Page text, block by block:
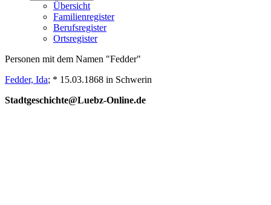
Übersicht
Familienregister
Berufsregister
Ortsregister
Personen mit dem Namen "Fedder"
Fedder, Ida; * 15.03.1868 in Schwerin
Stadtgeschichte@Luebz-Online.de